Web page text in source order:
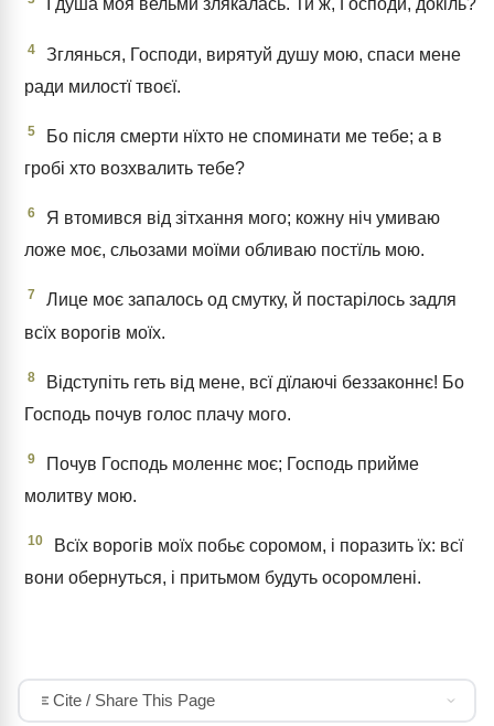
І душа моя вельми злякалась. Ти ж, Господи, докіль?
4
Зглянься, Господи, вирятуй душу мою, спаси мене
ради милостї твоєї.
5
Бо після смерти нїхто не споминати ме тебе; а в
гробі хто возхвалить тебе?
6
Я втомився від зітхання мого; кожну ніч умиваю
ложе моє, сльозами моїми обливаю постїль мою.
7
Лице моє запалось од смутку, й постарілось задля
всїх ворогів моїх.
8
Відступіть геть від мене, всї дїлаючі беззаконнє! Бо
Господь почув голос плачу мого.
9
Почув Господь моленнє моє; Господь прийме
молитву мою.
10
Всїх ворогів моїх побьє соромом, і поразить їх: всї
вони обернуться, і притьмом будуть осоромлені.
Cite / Share This Page